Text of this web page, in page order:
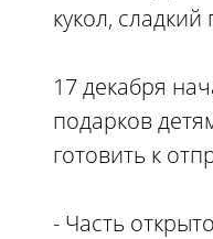
кукол,
17 декабря
подарков
готовить к
- Часть